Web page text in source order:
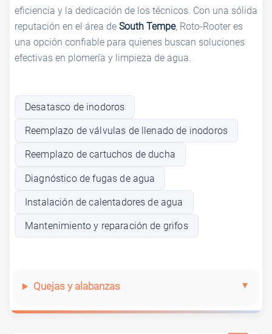
eficiencia y la dedicación de los técnicos. Con una sólida
reputación en el área de South Tempe, Roto-Rooter es
una opción confiable para quienes buscan soluciones
efectivas en plomería y limpieza de agua.
Desatasco de inodoros
Reemplazo de válvulas de llenado de inodoros
Reemplazo de cartuchos de ducha
Diagnóstico de fugas de agua
Instalación de calentadores de agua
Mantenimiento y reparación de grifos
Quejas y alabanzas